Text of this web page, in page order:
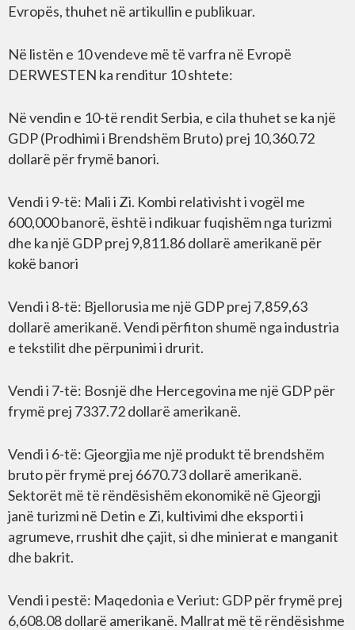
Evropës, thuhet në artikullin e publikuar.
Në listën e 10 vendeve më të varfra në Evropë
DERWESTEN ka renditur 10 shtete:
Në vendin e 10-të rendit Serbia, e cila thuhet se ka një
GDP (Prodhimi i Brendshëm Bruto) prej 10,360.72
dollarë për frymë banori.
Vendi i 9-të: Mali i Zi. Kombi relativisht i vogël me
600,000 banorë, është i ndikuar fuqishëm nga turizmi
dhe ka një GDP prej 9,811.86 dollarë amerikanë për
kokë banori
Vendi i 8-të: Bjellorusia me një GDP prej 7,859,63
dollarë amerikanë. Vendi përfiton shumë nga industria
e tekstilit dhe përpunimi i drurit.
Vendi i 7-të: Bosnjë dhe Hercegovina me një GDP për
frymë prej 7337.72 dollarë amerikanë.
Vendi i 6-të: Gjeorgjia me një produkt të brendshëm
bruto për frymë prej 6670.73 dollarë amerikanë.
Sektorët më të rëndësishëm ekonomikë në Gjeorgji
janë turizmi në Detin e Zi, kultivimi dhe eksporti i
agrumeve, rrushit dhe çajit, si dhe minierat e manganit
dhe bakrit.
Vendi i pestë: Maqedonia e Veriut: GDP për frymë prej
6,608.08 dollarë amerikanë. Mallrat më të rëndësishme